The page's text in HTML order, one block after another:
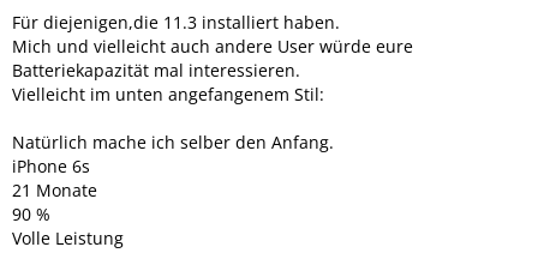
Für diejenigen,die 11.3 installiert haben.
Mich und vielleicht auch andere User würde eure
Batteriekapazität mal interessieren.
Vielleicht im unten angefangenem Stil:
Natürlich mache ich selber den Anfang.
iPhone 6s
21 Monate
90 %
Volle Leistung